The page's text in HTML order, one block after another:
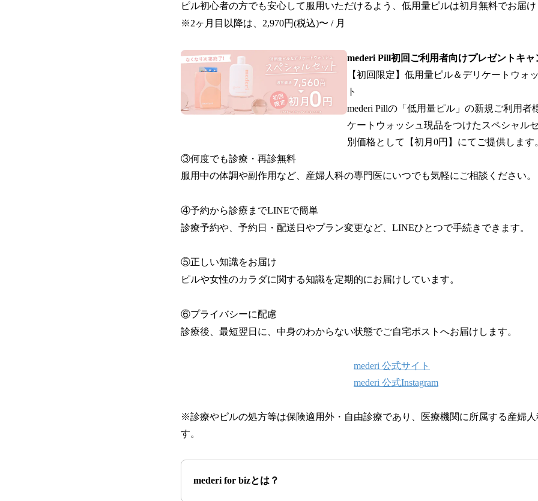
ピル初心者の方でも安心して服用いただけるよう、低用量ピルは初月無料でお届け
※2ヶ月目以降は、2,970円(税込)〜 / 月
mederi Pill初回ご利用者向けプレゼントキャ
【初回限定】低用量ピル＆デリケートウォ
ト
mederi Pillの「低用量ピル」の新規ご利用者
ケートウォッシュ現品をつけたスペシャル
別価格として【初月0円】にてご提供します
③何度でも診療・再診無料
服用中の体調や副作用など、産婦人科の専門医にいつでも気軽にご相談ください。
④予約から診療までLINEで簡単
診療予約や、予約日・配送日やプラン変更など、LINEひとつで手続きできます。
⑤正しい知識をお届け
ピルや女性のカラダに関する知識を定期的にお届けしています。
⑥プライバシーに配慮
診療後、最短翌日に、中身のわからない状態でご自宅ポストへお届けします。
mederi 公式サイト
mederi 公式Instagram
※診療やピルの処方等は保険適用外・自由診療であり、医療機関に所属する産婦人
す。
mederi for bizとは？